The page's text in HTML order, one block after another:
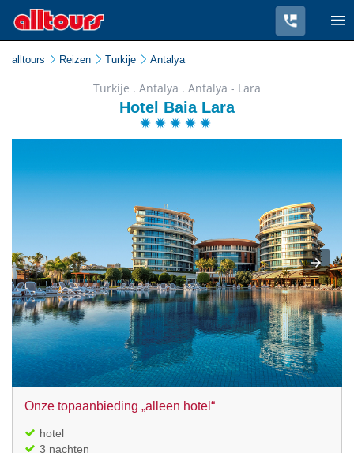
alltours Reizen Turkije Antalya
Turkije . Antalya . Antalya - Lara
Hotel Baia Lara
Onze topaanbieding „alleen hotel“
hotel
3 nachten